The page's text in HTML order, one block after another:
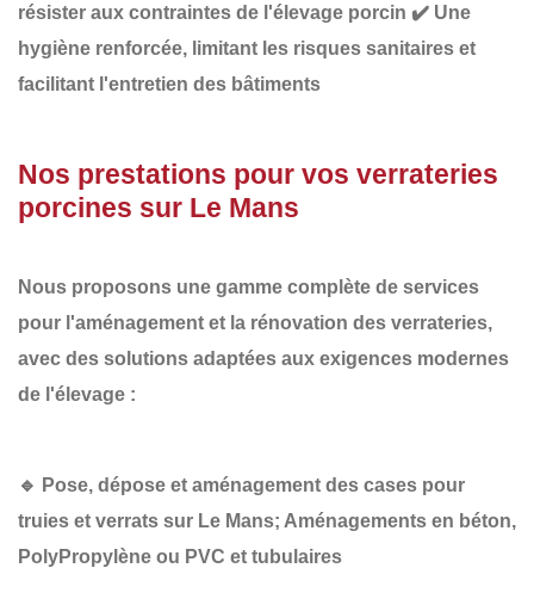
résister aux contraintes de l'élevage porcin ✔️ Une
hygiène renforcée, limitant les risques sanitaires et
facilitant l'entretien des bâtiments
Nos prestations pour vos verrateries
porcines sur Le Mans
Nous proposons une gamme complète de services
pour l'aménagement et la rénovation des verrateries,
avec des solutions adaptées aux exigences modernes
de l'élevage :
🔹 Pose, dépose et aménagement des cases pour
truies et verrats sur Le Mans; Aménagements en béton,
PolyPropylène ou PVC et tubulaires